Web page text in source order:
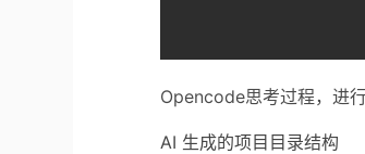
Opencode思考过程，进
AI 生成的项目目录结构